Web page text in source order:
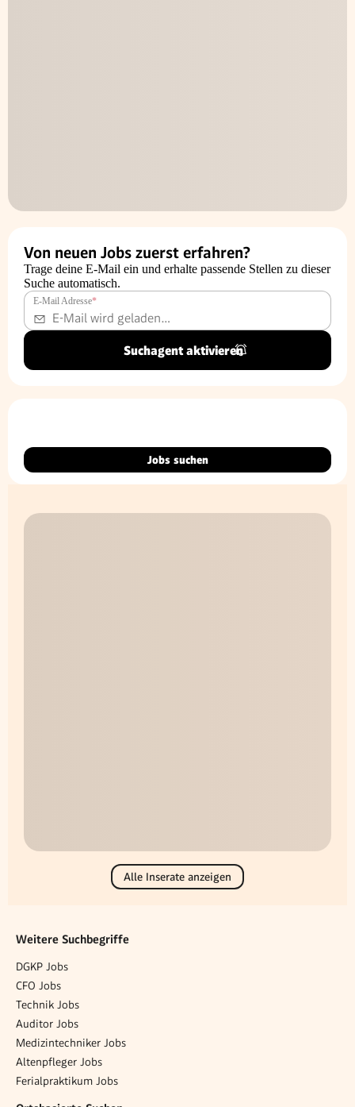
Von neuen Jobs zuerst erfahren?
Trage deine E-Mail ein und erhalte passende Stellen zu dieser
Suche automatisch.
E-Mail Adresse*
Suchagent aktivieren
Jobs suchen
Alle Inserate anzeigen
Weitere Suchbegriffe
DGKP Jobs
CFO Jobs
Technik Jobs
Auditor Jobs
Medizintechniker Jobs
Altenpfleger Jobs
Ferialpraktikum Jobs